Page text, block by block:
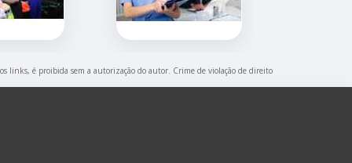
links, é proibida sem a autorização do autor. Crime de violação de direito